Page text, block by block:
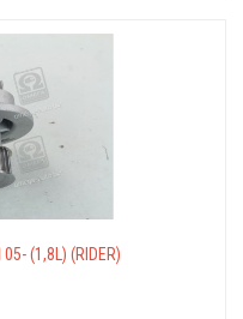
(1,8L) (RIDER)